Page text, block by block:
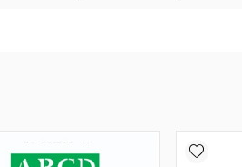
Add wishlist